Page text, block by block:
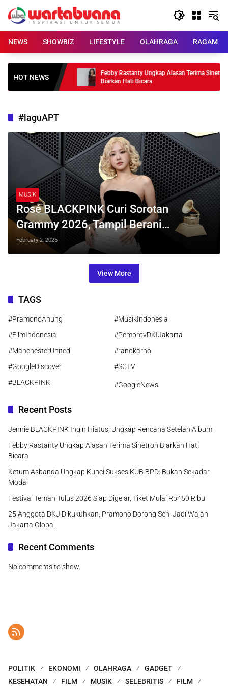
content
NEWS
SHOWBIZ LIFESTYLE OLAHRAGA RAGAM
HOT NEWS
Ungkap
Febby Rastanty Ungkap Alasan Terima Sinetron
Biarkan Hati Bicara
#laguAPT
MUSIK
Rosé BLACKPINK Curi Sorotan
Grammy 2026, Tampil Berani
Sekaligus Cetak Sejarah K-Pop
February 2, 2026
View More
TAGS
#PramonoAnung
#MusikIndonesia
#FilmIndonesia
#PemprovDKIJakarta
#ManchesterUnited
#ranokarno
#GoogleDiscover
#SCTV
#BLACKPINK
#GoogleNews
Recent Posts
Jennie BLACKPINK Ingin Hiatus, Ungkap Rencana Setelah Album
Febby Rastanty Ungkap Alasan Terima Sinetron Biarkan Hati
Bicara
Ketum Asbanda Ungkap Kunci Sukses KUB BPD: Bukan Sekadar
Modal
Festival Teman Tulus 2026 Siap Digelar, Tiket Mulai Rp450 Ribu
25 Anggota DKJ Dikukuhkan, Pramono Dorong Seni Jadi Wajah
Jakarta Global
Recent Comments
No comments to show.
POLITIK EKONOMI OLAHRAGA
GADGET
KESEHATAN
FILM MUSIK SELEBRITIS FILM